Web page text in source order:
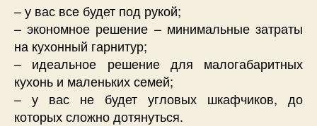
– у вас все будет под рукой;
– экономное решение – минимальные затраты
на кухонный гарнитур;
– идеальное решение для малогабаритных
кухонь и маленьких семей;
– у вас не будет угловых шкафчиков, до
которых сложно дотянуться.